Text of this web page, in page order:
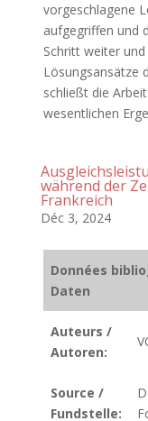
vorgeschlagene
aufgegriffen und
Schritt weiter
Lösungsansätze
schließt die
wesentlichen
während der
Frankreich
Déc 3, 2024
Données
Daten
Auteurs /
Autoren:
Source /
Fundstelle: